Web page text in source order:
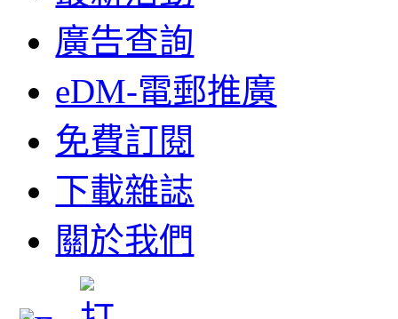
廣告查詢
eDM-電郵推廣
免費訂閱
下載雜誌
關於我們